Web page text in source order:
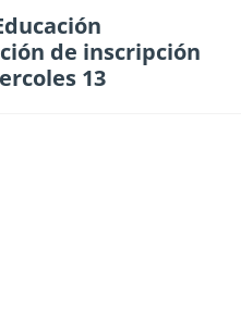
de inscripción
13